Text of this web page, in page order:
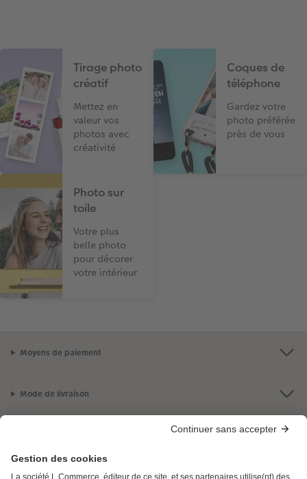
Tirage photo
créatif
Mettez en
valeur vos
photos avec
créativité
Coques de
téléphone
Gardez votre
photo préférée
près de vous
Photo sur
toile
Votre plus
belle photo
pour décorer
votre intérieur
Moyens de paiement
Mode de livraison
Certifications avec CEWE